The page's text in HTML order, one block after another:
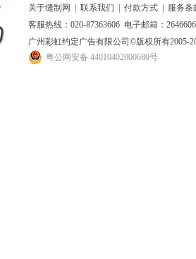
关于缝制网 | 联系我们 | 付款方式 | 服务条
客服热线：020-87363606 电子邮箱：
广州彩虹约定广告有限公司©版权所有2005-
粤公网安备 44010402000680号